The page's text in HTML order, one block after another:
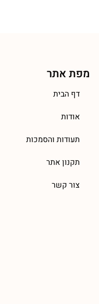
מפת אתר
דף הבית
אודות
תעודות והסמכות
תקנון אתר
צור קשר